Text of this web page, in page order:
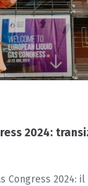
2024:
Congress 2024: